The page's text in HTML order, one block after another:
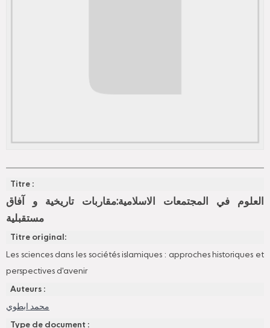
Titre :
العلوم في المجتمعات الاسلامية:مقاربات تاريخية و آفاق
مستقبلية
Titre original:
Les sciences dans les sociétés islamiques : approches historiques et
perspectives d'avenir
Auteurs :
محمد ابطوي
Type de document :